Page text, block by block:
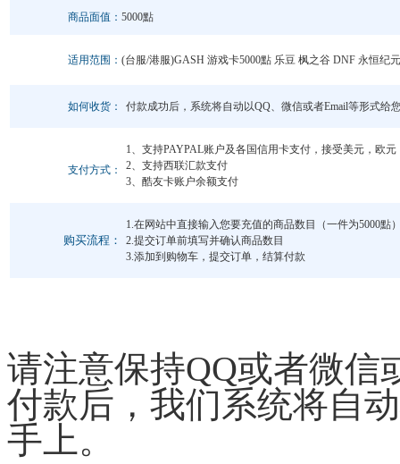
商品面值： 5000點
适用范围： (台服/港服)GASH 游戏卡5000點 乐豆 枫之谷 DNF 永恒纪
如何收货： 付款成功后，系统将自动以QQ、微信或者Email等形式给
支付方式：
1、支持PAYPAL账户及各国信用卡支付，接受美元，欧
2、支持西联汇款支付
3、酷友卡账户余额支付
购买流程：
1.在网站中直接输入您要充值的商品数目（一件为5000點
2.提交订单前填写并确认商品数目
3.添加到购物车，提交订单，结算付款
请注意保持QQ或者微信
付款后，我们系统将自
手上。